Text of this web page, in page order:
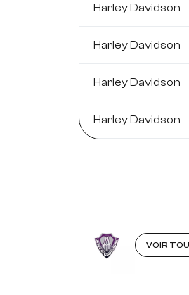
Harley Davidson
Harley Davidson
Harley Davidson
Harley Davidson
VOIR